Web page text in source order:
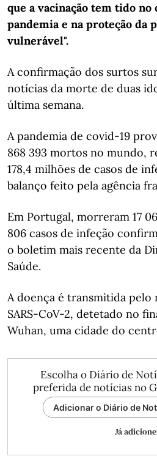
que a vacinação tem tido no
pandemia e na proteção da
vulnerável".
A confirmação dos surtos
notícias da morte de duas
última semana.
A pandemia de covid-19
868 393 mortos no mundo,
178,4 milhões de casos de
balanço feito pela agência
Em Portugal, morreram 17
806 casos de infeção
o boletim mais recente da
Saúde.
A doença é transmitida
SARS-CoV-2, detetado no
Wuhan, uma cidade do
Escolha o Diário de
preferida de notícias no
Adicionar o Diário de
Já